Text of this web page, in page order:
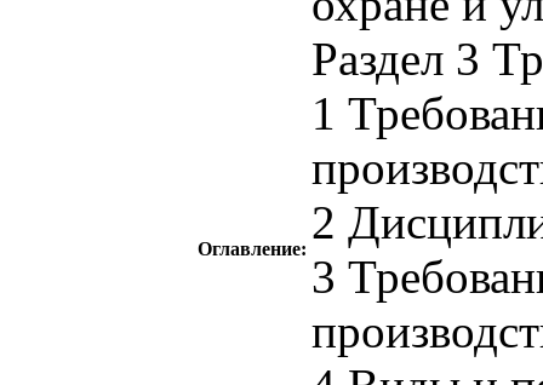
Оглавление:
Раздел 3
1
2
3